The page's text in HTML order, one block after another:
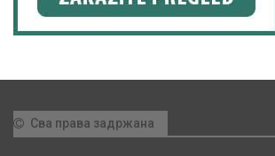
Сва права задржана